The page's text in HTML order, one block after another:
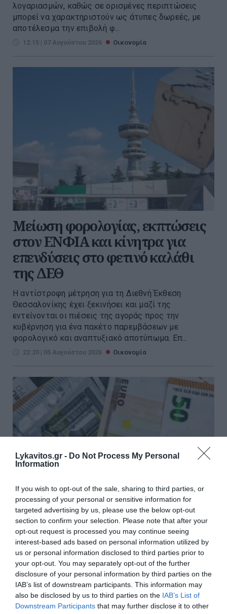
Lykavitos.gr - Do Not Process My Personal
Information
If you wish to opt-out of the sale, sharing to third parties, or
processing of your personal or sensitive information for
targeted advertising by us, please use the below opt-out
section to confirm your selection. Please note that after your
opt-out request is processed you may continue seeing
interest-based ads based on personal information utilized by
us or personal information disclosed to third parties prior to
your opt-out. You may separately opt-out of the further
disclosure of your personal information by third parties on the
IAB’s list of downstream participants. This information may
also be disclosed by us to third parties on the IAB’s List of
Downstream Participants that may further disclose it to other
λογαριασμών, καθώς σε ορισμένες περιπτώσεις
μπορεί να χαρακτηριστούν ως άτυπες δωρεές, με
αποτέλεσμα την επιβολή φ...
12:15 | 07 Αυγούστου 2026 Οικονομία
Μείωση φορολογίας, εκπτώσεις
στον ΕΝΦΙΑ και κίνητρα για
επενδύσεις στο φετινό καλάθι
της ΔΕΘ
Η αντίστροφη μέτρηση για τη Διεθνή Έκθεση
Θεσσαλονίκης έχει ξεκινήσει και μαζί της
εντείνονται οι πιέσεις της αγοράς προς την
κυβέρνηση για ένα πακέτο παρεμβάσεων με
φορολογικό και αναπτυξιακό αποτύπωμα. Επ...
22:20 | 05 Αυγούστου 2026 Οικονομία
Έως 1.000 ευρώ από τον ΟΠΕΚΑ
– Ποιοι είναι οι δικαιούχοι
Σήμερα, Παρασκευή 7 Αυγούστου, πραγματοποιείται η
δεύτερη καταβολή του χρηματικού βοηθήματος του
Λογαριασμού Αγροτικής Εστίας (ΛΑΕ) του ΟΠΕΚΑ
προς τους δικαιούχους του προγράμματος για το